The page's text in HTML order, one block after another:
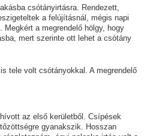
csótányirtásra. Rendezett,
a felújításnál, mégis napi
a megrendelő hölgy, hogy
mert szerinte ott lehet a csótány
tele volt csótányokkal. A megrendelő
az első kerületből. Csípések
gyanakszik. Hosszan